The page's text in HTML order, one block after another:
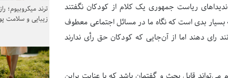
ریاست جمهوری یک کلام از کودکان نگفتند
بسیار بدی‌ است که نگاه ما در مسائل اجتماعی معطوف
رای دهند اما از آن‌جایی که کودکان حق رأی ندارند
ترند میکروبیوم؛
زیبایی و سلامت